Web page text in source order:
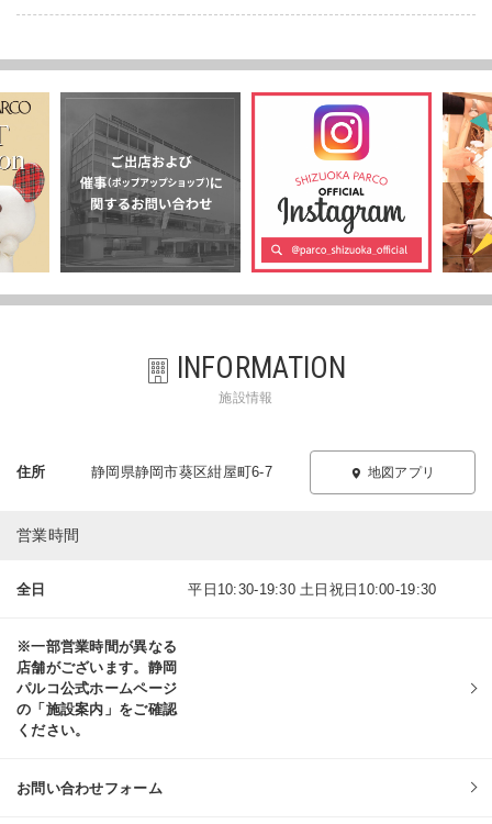
INFORMATION
施設情報
住所 静岡県静岡市葵区紺屋町6-7 地図アプリ
営業時間
全日 平日10:30-19:30 土日祝日10:00-19:30
※一部営業時間が異なる
店舗がございます。静岡
パルコ公式ホームページ
の「施設案内」をご確認
ください。
お問い合わせフォーム